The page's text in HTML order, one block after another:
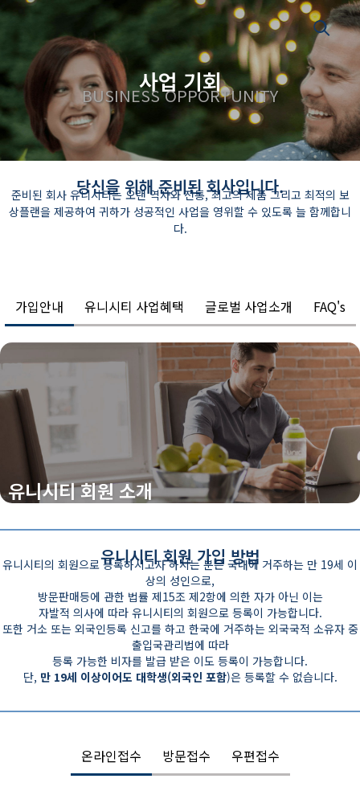
사업 기회
BUSINESS OPPORTUNITY
당신을 위해 준비된 회사입니다.
준비된 회사 유니시티는 오랜 역사와 전통, 최고의 제품 그리고 최적의 보
상플랜을 제공하여 귀하가 성공적인 사업을 영위할 수 있도록 늘 함께합니
다.
가입안내 유니시티 사업혜택 글로벌 사업소개 FAQ's
유니시티 회원 소개
유니시티 회원 가입 방법
유니시티의 회원으로 등록하시고자 하시는 분은 국내에 거주하는 만 19세 이
상의 성인으로,
방문판매등에 관한 법률 제15조 제2항에 의한 자가 아닌 이는
자발적 의사에 따라 유니시티의 회원으로 등록이 가능합니다.
또한 거소 또는 외국인등록 신고를 하고 한국에 거주하는 외국국적 소유자 중
출입국관리법에 따라
등록 가능한 비자를 발급 받은 이도 등록이 가능합니다.
단, 만 19세 이상이어도 대학생(외국인 포함)은 등록할 수 없습니다.
온라인접수 방문접수 우편접수